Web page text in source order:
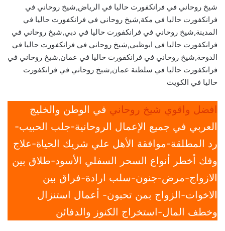
شيخ روحاني في فرانكفورت حاليا في الرياض,شيخ روحاني في
فرانكفورت حاليا في مكة,شيخ روحاني في فرانكفورت حاليا في
المدينة,شيخ روحاني في فرانكفورت حاليا في دبي,شيخ روحاني في
فرانكفورت حاليا في ابوظبي,شيخ روحاني في فرانكفورت حاليا في
الدوحة,شيخ روحاني في فرانكفورت حاليا في عمان,شيخ روحاني في
فرانكفورت حاليا في سلطنة عمان,شيخ روحاني في فرانكفورت
حاليا في الكويت
افضل واقوي شيخ روحاني في الوطن والخليج
العربي في جميع الإعمال الروحانية-جلب الحبيب-
رد المطلقة-موافقة الأهل علي شريك الحياة-علاج
وفك أخطر أنواع السحر السفلي الأسود-طلاق بين
الازواج-مرض-جنون-سلب ارادة-فراق بين
الاخوات-الزواج بمن تحبون- أعمال استنزال
وخطف المال-استخراج الكنوز والدفائن